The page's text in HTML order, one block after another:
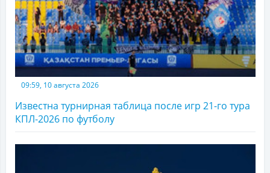
09:59, 10 августа 2026
Известна турнирная таблица после игр 21-го тура
КПЛ-2026 по футболу